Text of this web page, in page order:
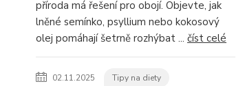
příroda má řešení pro obojí. Objevte, jak
lněné semínko, psyllium nebo kokosový
olej pomáhají šetrně rozhýbat ... číst celé
02.11.2025 Tipy na diety